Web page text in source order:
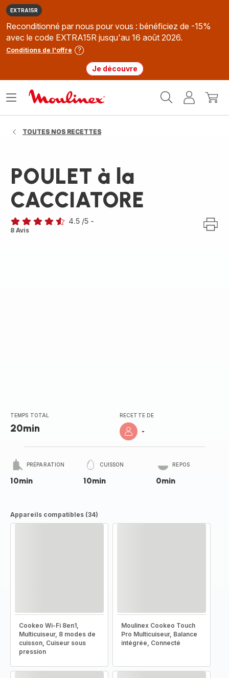
EXTRA15R
Reconditionné par nous pour vous : bénéficiez de -15%
avec le code EXTRA15R jusqu'au 16 août 2026.
Conditions de l'offre
Je découvre
MonMon
Ouvrir
TOUTES NOS RECETTES
POULET à la
CACCIATORE
ratings.4.5
4.5 /5 -
8 Avis
TEMPS TOTAL
20min
RECETTE DE
-
PRÉPARATION
10min
CUISSON
10min
REPOS
0min
Appareils compatibles (34)
Cookeo Wi-Fi 8en1,
Multicuiseur, 8 modes de
cuisson, Cuiseur sous
pression
Moulinex Cookeo Touch
Pro Multicuiseur, Balance
intégrée, Connecté